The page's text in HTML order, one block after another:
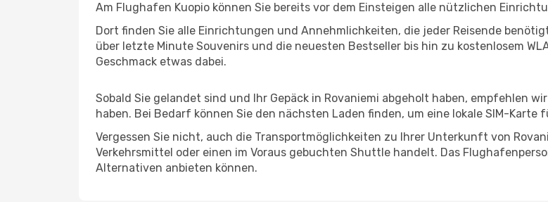
Am Flughafen Kuopio können Sie bereits vor dem Einsteigen alle nützlichen
Dort finden Sie alle Einrichtungen und Annehmlichkeiten, die jeder Reisende
über letzte Minute Souvenirs und die neuesten Bestseller bis hin zu kostenlosem
Geschmack etwas dabei.
Sobald Sie gelandet sind und Ihr Gepäck in Rovaniemi abgeholt haben, empfehlen
haben. Bei Bedarf können Sie den nächsten Laden finden, um eine lokale SIM-
Vergessen Sie nicht, auch die Transportmöglichkeiten zu Ihrer Unterkunft von
Verkehrsmittel oder einen im Voraus gebuchten Shuttle handelt. Das
Alternativen anbieten können.